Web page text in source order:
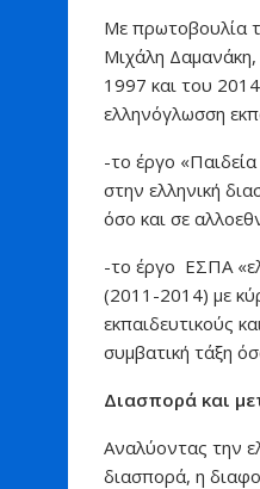
Με πρωτοβουλία
Μιχάλη
1997 και του
ελληνόγλωσση
-τo έργο
στην ελληνική
όσο και σε
-το έργο ΕΣΠΑ
(2011-2014) με
εκπαιδευτικούς
συμβατική τάξη
Διασπορά και
Αναλύοντας την
διασπορά, η